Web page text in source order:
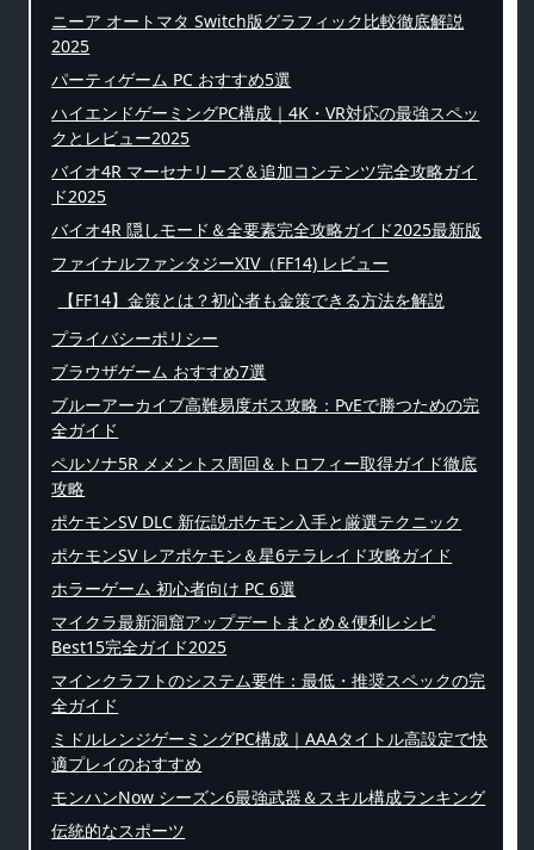
ニーア オートマタ Switch版グラフィック比較徹底解説
2025
パーティゲーム PC おすすめ5選
ハイエンドゲーミングPC構成｜4K・VR対応の最強スペッ
クとレビュー2025
バイオ4R マーセナリーズ＆追加コンテンツ完全攻略ガイ
ド2025
バイオ4R 隠しモード＆全要素完全攻略ガイド2025最新版
ファイナルファンタジーXIV（FF14) レビュー
【FF14】金策とは？初心者も金策できる方法を解説
プライバシーポリシー
ブラウザゲーム おすすめ7選
ブルーアーカイブ高難易度ボス攻略：PvEで勝つための完
全ガイド
ペルソナ5R メメントス周回＆トロフィー取得ガイド徹底
攻略
ポケモンSV DLC 新伝説ポケモン入手と厳選テクニック
ポケモンSV レアポケモン＆星6テラレイド攻略ガイド
ホラーゲーム 初心者向け PC 6選
マイクラ最新洞窟アップデートまとめ＆便利レシピ
Best15完全ガイド2025
マインクラフトのシステム要件：最低・推奨スペックの完
全ガイド
ミドルレンジゲーミングPC構成｜AAAタイトル高設定で快
適プレイのおすすめ
モンハンNow シーズン6最強武器＆スキル構成ランキング
伝統的なスポーツ